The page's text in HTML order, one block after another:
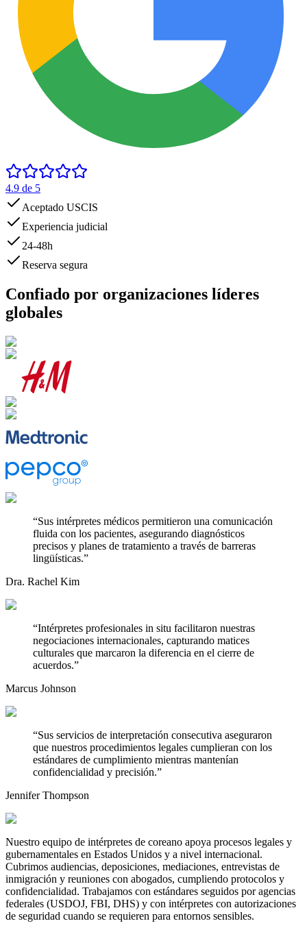
4.9 de 5
Aceptado USCIS
Experiencia judicial
24-48h
Reserva segura
Confiado por organizaciones líderes
globales
“Sus intérpretes médicos permitieron una comunicación
fluida con los pacientes, asegurando diagnósticos
precisos y planes de tratamiento a través de barreras
lingüísticas.”
Dra. Rachel Kim
“Intérpretes profesionales in situ facilitaron nuestras
negociaciones internacionales, capturando matices
culturales que marcaron la diferencia en el cierre de
acuerdos.”
Marcus Johnson
“Sus servicios de interpretación consecutiva aseguraron
que nuestros procedimientos legales cumplieran con los
estándares de cumplimiento mientras mantenían
confidencialidad y precisión.”
Jennifer Thompson
Nuestro equipo de intérpretes de coreano apoya procesos legales y
gubernamentales en Estados Unidos y a nivel internacional.
Cubrimos audiencias, deposiciones, mediaciones, entrevistas de
inmigración y reuniones con abogados, cumpliendo protocolos y
confidencialidad. Trabajamos con estándares seguidos por agencias
federales (USDOJ, FBI, DHS) y con intérpretes con autorizaciones
de seguridad cuando se requieren para entornos sensibles.